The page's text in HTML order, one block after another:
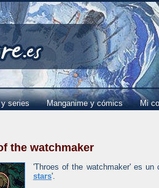
series Manganime y cómics Mi
the watchmaker
'Throes of the watchmaker' es un
stars'.